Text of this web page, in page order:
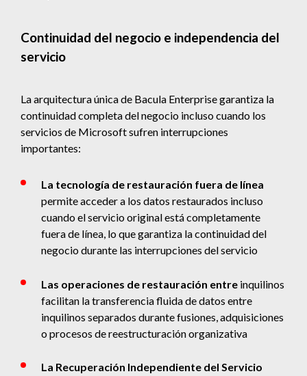
Continuidad del negocio e independencia del
servicio
La arquitectura única de Bacula Enterprise garantiza la
continuidad completa del negocio incluso cuando los
servicios de Microsoft sufren interrupciones
importantes:
La tecnología de restauración fuera de línea
permite acceder a los datos restaurados incluso
cuando el servicio original está completamente
fuera de línea, lo que garantiza la continuidad del
negocio durante las interrupciones del servicio
Las operaciones de restauración entre inquilinos
facilitan la transferencia fluida de datos entre
inquilinos separados durante fusiones, adquisiciones
o procesos de reestructuración organizativa
La Recuperación Independiente del Servicio